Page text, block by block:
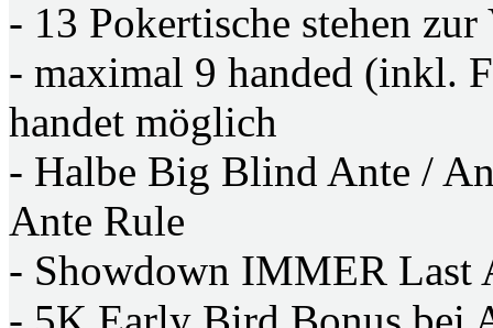
- 13 Pokertische stehen
- maximal 9 handed (inkl.
handet möglich
- Halbe Big Blind Ante /
Ante Rule
- Showdown IMMER Last